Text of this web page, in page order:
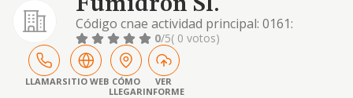
Fumidron Sl.
Código cnae actividad principal: 0161:
actividades de apoyo a la agricultura. otras
actividades: cnae 0163: actividades de
preparación posterior a la cosecha; 0210:
silvicultura y otras actividades forestales
0/5( 0 votos)
LLAMARSITIO WEB CÓMO
LLEGAR
VER
INFORME